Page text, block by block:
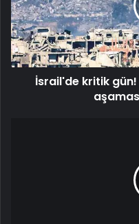
ateşkesinin
ikinci
aşaması
görüşülecek
İsrail'de kritik